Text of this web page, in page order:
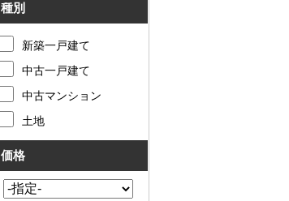
種別
新築一戸建て
中古一戸建て
中古マンション
土地
価格